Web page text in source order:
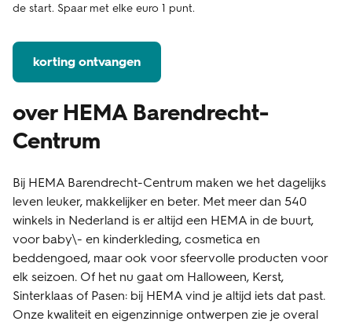
de start. Spaar met elke euro 1 punt.
korting ontvangen
over HEMA Barendrecht-
Centrum
Bij HEMA Barendrecht-Centrum maken we het dagelijks
leven leuker, makkelijker en beter. Met meer dan 540
winkels in Nederland is er altijd een HEMA in de buurt,
voor baby\- en kinderkleding, cosmetica en
beddengoed, maar ook voor sfeervolle producten voor
elk seizoen. Of het nu gaat om Halloween, Kerst,
Sinterklaas of Pasen: bij HEMA vind je altijd iets dat past.
Onze kwaliteit en eigenzinnige ontwerpen zie je overal